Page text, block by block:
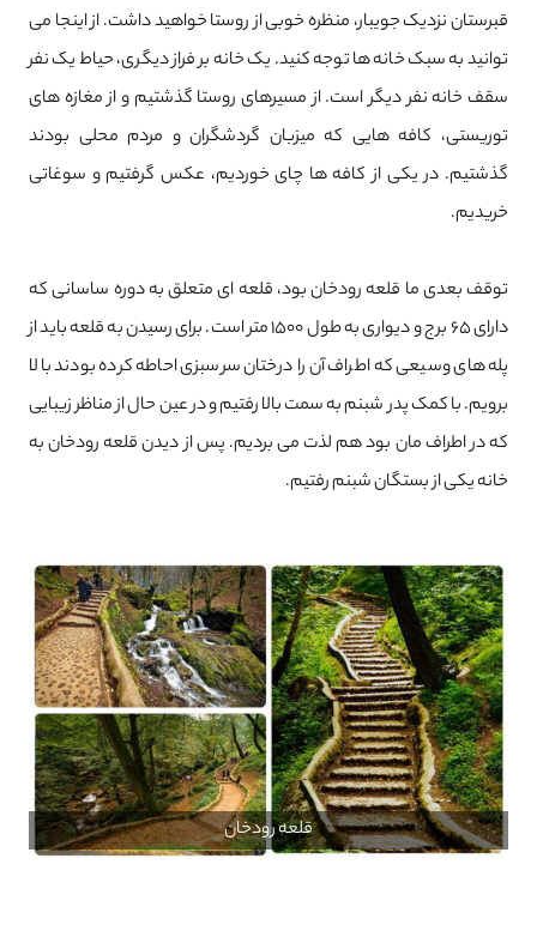
قبرستان نزدیک جویبار، منظره خوبی از روستا خواهید داشت. از اینجا می
توانید به سبک خانه ها توجه کنید. یک خانه بر فراز دیگری، حیاط یک نفر
سقف خانه نفر دیگر است. از مسیرهای روستا گذشتیم و از مغازه‌ های
توریستی، کافه‌ هایی که میزبان گردشگران و مردم محلی بودند
گذشتیم. در یکی از کافه ها چای خوردیم، عکس گرفتیم و سوغاتی
خریدیم.
توقف بعدی ما قلعه رودخان بود، قلعه ای متعلق به دوره ساسانی که
دارای 65 برج و دیواری به طول 1500 متر است. برای رسیدن به قلعه باید از
پله های وسیعی که اطراف آن را درختان سرسبزی احاطه کرده بودند بالا
برویم. با کمک پدر شبنم به سمت بالا رفتیم و در عین حال از مناظر زیبایی
که در اطراف مان بود هم لذت می بردیم. پس از دیدن قلعه رودخان به
خانه یکی از بستگان شبنم رفتیم.
قلعه رودخان